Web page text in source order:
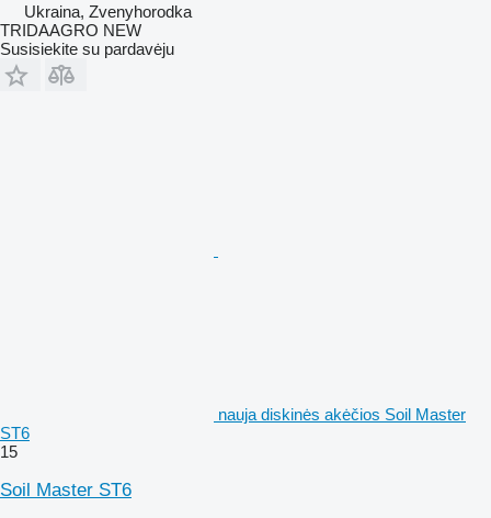
Ukraina, Zvenyhorodka
TRIDAAGRO NEW
Susisiekite su pardavėju
nauja diskinės akėčios Soil Master
ST6
15
Soil Master ST6